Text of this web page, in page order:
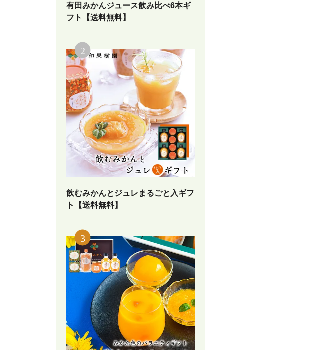
有田みかんジュース飲み比べ6本ギ
フト【送料無料】
飲むみかんとジュレまるごと入ギフ
ト【送料無料】